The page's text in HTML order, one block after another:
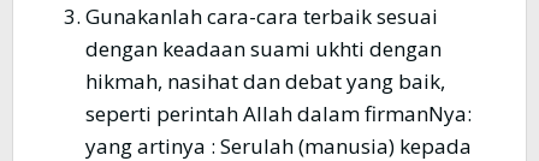
Gunakanlah cara-cara terbaik sesuai
dengan keadaan suami ukhti dengan
hikmah, nasihat dan debat yang baik,
seperti perintah Allah dalam firmanNya:
yang artinya : Serulah (manusia) kepada